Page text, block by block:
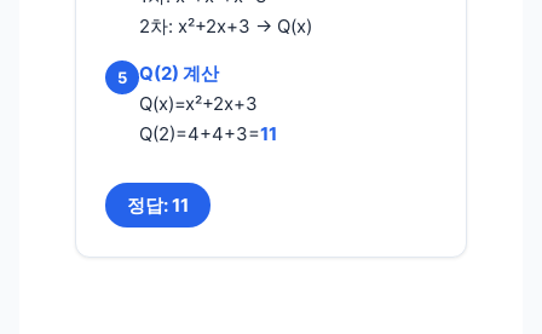
2차: x²+2x+3 → Q(x)
5
Q(2) 계산
Q(x)=x²+2x+3
Q(2)=4+4+3=11
정답: 11